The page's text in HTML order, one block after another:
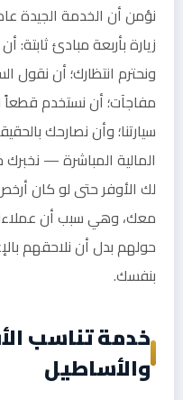
نؤمن أن الخدمة الجيدة
زيارة بأربعة مبادئ
ونحترم انتظارك؛ أن نقول
مفاجآت؛ أن نستخدم قطعاً
سيارتنا؛ وأن نصارحك
المالية المباشرة — نخبرك
لك الأوفر حتى لو كان
معك، وهي سبب أن
حولهم بدل أن نلاحقهم
بنفسك.
خدمة تناسب
والأساطيل